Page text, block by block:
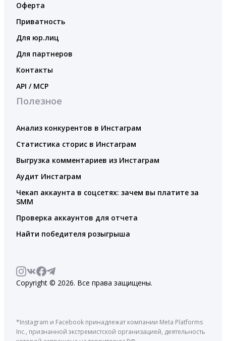
Оферта
Приватность
Для юр.лиц
Для партнеров
Контакты
API / MCP
Полезное
Анализ конкурентов в Инстаграм
Статистика сторис в Инстаграм
Выгрузка комментариев из Инстаграм
Аудит Инстаграм
Чекап аккаунта в соцсетях: зачем вы платите за
SMM
Проверка аккаунтов для отчета
Найти победителя розыгрыша
Copyright © 2026. Все права защищены.
*Instagram и Facebook принадлежат компании Meta Platforms
Inc., признанной экстремистской организацией, деятельность